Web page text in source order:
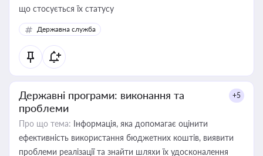
що стосується їх статусу
Державна служба
Державні програми: виконання та
проблеми
+5
Про що тема: Інформація, яка допомагає оцінити
ефективність використання бюджетних коштів, виявити
проблеми реалізації та знайти шляхи їх удосконалення